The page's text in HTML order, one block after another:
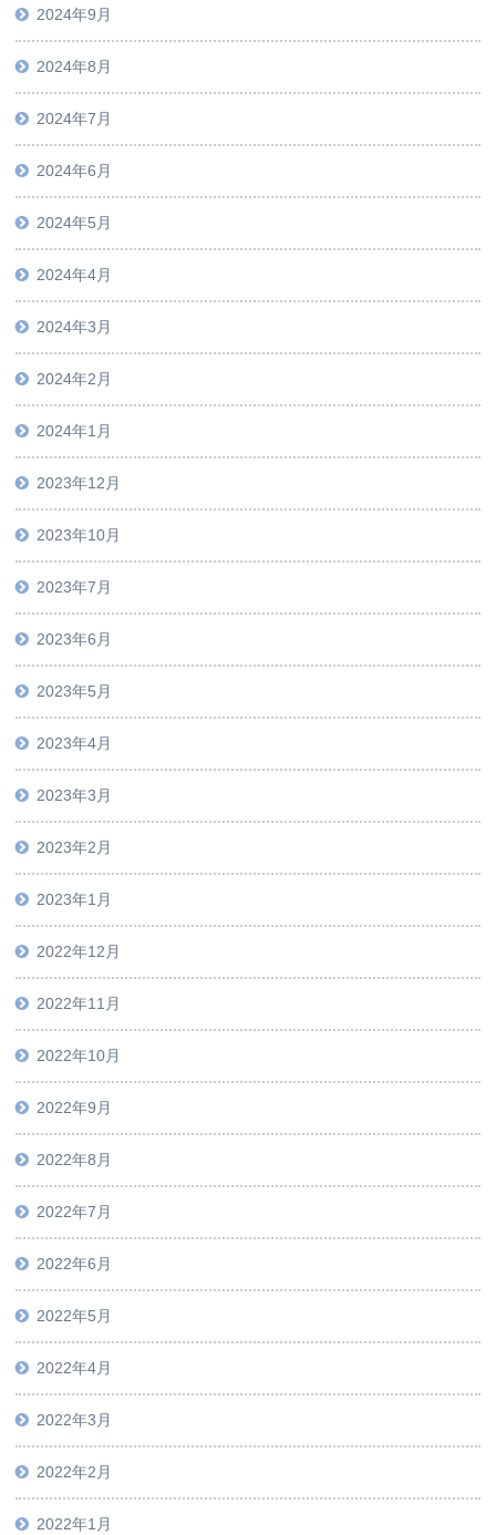
2024年9月
2024年8月
2024年7月
2024年6月
2024年5月
2024年4月
2024年3月
2024年2月
2024年1月
2023年12月
2023年10月
2023年7月
2023年6月
2023年5月
2023年4月
2023年3月
2023年2月
2023年1月
2022年12月
2022年11月
2022年10月
2022年9月
2022年8月
2022年7月
2022年6月
2022年5月
2022年4月
2022年3月
2022年2月
2022年1月